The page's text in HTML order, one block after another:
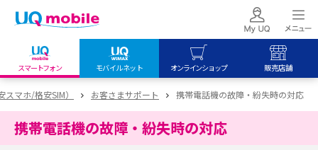
スマートフォン モバイルネット オンラインショップ 販売店舗
my UQ WiMAX
UQ WiMAX ご契約の方
My UQ mobile
UQ mobile
オンラインショップ
UQ WiMAX
UQ mobile
販売店舗
UQ WiMAX
マホ/格安SIM） お客さまサポート 携帯電話機の故障・紛失時の対応
携帯電話機の故障・紛失時の対応